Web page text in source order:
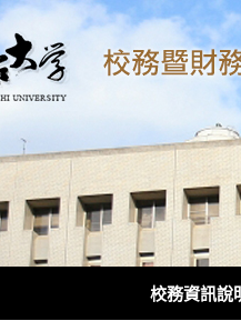
校務資訊說